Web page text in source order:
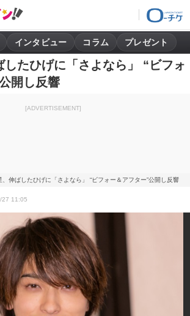
インタビュー コラム プレゼント
したひげに「さよなら」 “ビフォ
開し反響
[ADVERTISEMENT]
、伸ばしたひげに「さよなら」 “ビフォー＆アフター”公開し反響
27 11:05